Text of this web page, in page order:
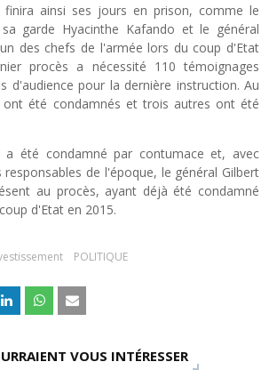
- Jun 06 2026
centrales : indépendantes jusqu'où ?
Jun 02 2026
Group veut accélérer en Afrique
-May 22 2026
sociaux : à l'ère de la "présence ciblée"
-May 09 2026
: l'Afrique fait le pari du luxe et de la durabilité
May 03 2026
-Apr 26 2026
- Aug 07 2026
finira ainsi ses jours en prison, comme le
garde Hyacinthe Kafando et le général
des chefs de l'armée lors du coup d'Etat
procès a nécessité 110 témoignages
d'audience pour la dernière instruction. Au
ont été condamnés et trois autres ont été
a été condamné par contumace et, avec
de l'époque, le général Gilbert
au procès, ayant déjà été condamné
d'Etat en 2015.
POLITIQUE
VOUS INTÉRESSER